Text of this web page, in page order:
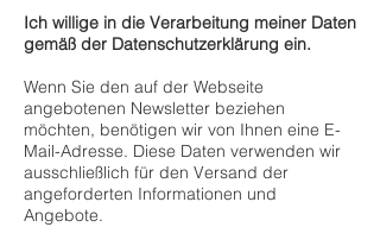
Ich willige in die Verarbeitung meiner Daten
gemäß der Datenschutzerklärung ein.
Wenn Sie den auf der Webseite
angebotenen Newsletter beziehen
möchten, benötigen wir von Ihnen eine E-
Mail-Adresse. Diese Daten verwenden wir
ausschließlich für den Versand der
angeforderten Informationen und
Angebote.